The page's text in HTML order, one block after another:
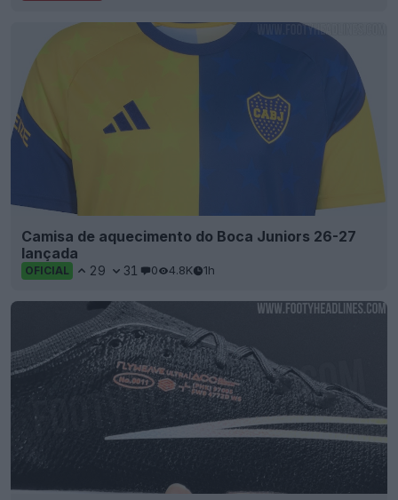
Camisa de aquecimento do Boca Juniors 26-27
lançada
OFICIAL 29 31 0 4.8K 1h